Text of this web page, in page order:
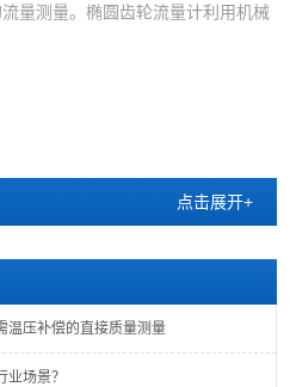
量测量。椭圆齿轮流量计利用机械
分流体的次数来测量流体体积总
点击展开+
温压补偿的直接质量测量
场景？